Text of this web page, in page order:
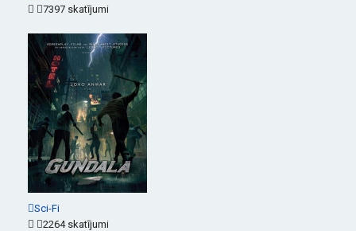
7397 skatījumi
Sci-Fi
2264 skatījumi